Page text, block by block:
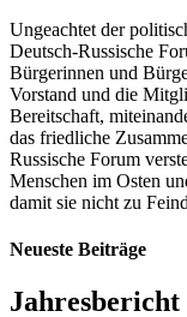
Ungeachtet der
Deutsch-Russische
Bürgerinnen und
Vorstand und die
Bereitschaft,
das friedliche
Russische Forum
Menschen im Osten
damit sie nicht zu
Neueste Beiträge
Jahresbericht